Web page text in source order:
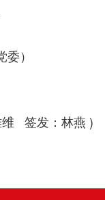
）
签发：林燕 )